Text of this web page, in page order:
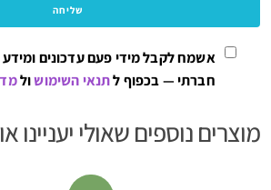
אשמח לקבל מידי פעם עדכונים
חברתי — בכפוף לתנאי השימושול
מוצרים נוספים שאולי יעניינו